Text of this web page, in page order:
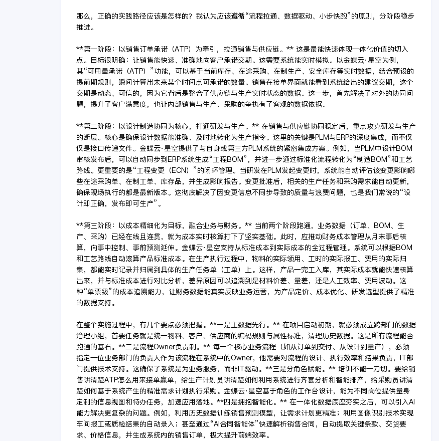
那么，正确的实践路径应该是怎样的？我认为应该遵循“流程拉通、数据驱动、小步快跑”的原则，分阶段稳步
推进。
**第一阶段：以销售订单承诺（ATP）为牵引，拉通销售与供应链。** 这是最能快速体现一体化价值的切入
点。目标很明确：让销售能快速、准确地向客户承诺交期。这需要系统能实时模拟。以金蝶云·星空为例，
其“可用量承诺（ATP）”功能，可以基于当前库存、在途采购、在制生产、安全库存等实时数据，结合预设的
提前期规则，瞬间计算出未来某个时间点可承诺的数量。销售在接单界面就能看到系统给出的建议交期，这个
交期是动态、可信的，因为它背后是整合了供应链与生产实时状态的数据。这一步，首先解决了对外的协同问
题，提升了客户满意度，也让内部销售与生产、采购的争执有了客观的数据依据。
**第二阶段：以设计制造协同为核心，打通研发与生产。** 在销售与供应链协同稳定后，重点攻克研发与生产
的断层。核心是确保设计数据能准确、及时地转化为生产指令。这里的关键是PLM与ERP的深度集成，而不仅
仅是接口传递文件。金蝶云·星空提供了与自身或第三方PLM系统的紧密集成方案。例如，当PLM中设计BOM
审核发布后，可以自动同步到ERP系统生成“工程BOM”，并进一步通过标准化流程转化为“制造BOM”和工艺
路线。更重要的是“工程变更（ECN）”的闭环管理。当研发在PLM发起变更时，系统能自动评估该变更影响哪
些在途采购单、在制工单、库存品，并生成影响报告。变更批准后，相关的生产任务和采购需求能自动更新，
确保现场执行的都是最新版本。这彻底解决了因变更信息不同步导致的质量与浪费问题，也是我们常说的“设
计即正确，发布即可生产”。
**第三阶段：以成本精细化为目标，融合业务与财务。** 当前两个阶段跑通，业务数据（订单、BOM、生
产、采购）已经在线且连贯，就为成本实时核算打下了坚实基础。此时，应推动财务成本管理从月末事后核
算，向事中控制、事前预测延伸。金蝶云·星空支持从标准成本到实际成本的全过程管理。系统可以根据BOM
和工艺路线自动滚算产品标准成本。在生产执行过程中，物料的实际领用、工时的实际报工、费用的实际归
集，都能实时记录并归属到具体的生产任务单（工单）上。这样，产品一完工入库，其实际成本就能快速核算
出来，并与标准成本进行对比分析，差异原因可以追溯到是材料价差、量差，还是人工效率、费用波动。这
种“单票级”的成本追溯能力，让财务数据能真实反映业务运营，为产品定价、成本优化、研发选型提供了精准
的数据支持。
在整个实施过程中，有几个要点必须把握。**一是主数据先行。** 在项目启动初期，就必须成立跨部门的数据
治理小组，首要任务就是统一物料、客户、供应商的编码规则与属性标准，清理历史数据。这是所有流程能否
跑通的基石。**二是流程Owner负责制。** 每一个核心业务流程（如从订单到交付、从设计到量产），必须
指定一位业务部门的负责人作为该流程在系统中的Owner，他需要对流程的设计、执行效率和结果负责，IT部
门提供技术支持。这确保了系统是为业务服务，而非IT驱动。**三是分角色赋能。** 培训不能一刀切。要给销
售讲清楚ATP怎么用来接单赢单，给生产计划员讲清楚如何利用系统进行齐套分析和智能排产，给采购员讲清
楚如何基于系统产生的精准需求计划执行采购。金蝶云·星空基于角色的工作台设计，能为不同岗位提供量身
定制的信息视图和待办任务，加速应用落地。**四是拥抱智能化。** 在一体化数据底座夯实之后，可以引入AI
能力解决更复杂的问题。例如，利用历史数据训练销售预测模型，让需求计划更精准；利用图像识别技术实现
车间报工或质检结果的自动录入；甚至通过“AI合同智能体”快速解析销售合同，自动提取关键条款、交货要
求、价格信息，并生成系统内的销售订单，极大提升前端效率。